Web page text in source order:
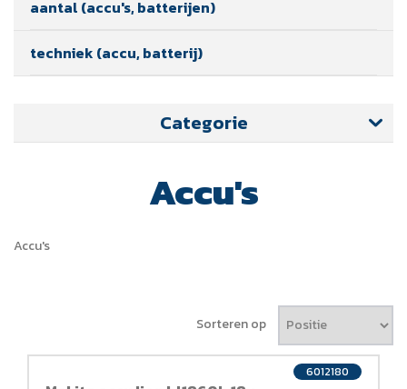
aantal (accu's, batterijen)
techniek (accu, batterij)
Categorie
Accu's
Accu's
Sorteren op
6012180